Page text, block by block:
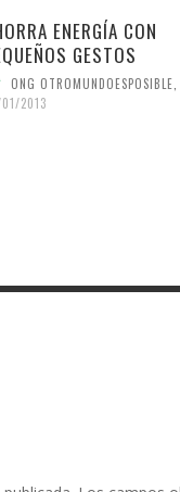
ENERGÍA CON
GESTOS
ONG OTROMUNDOESPOSIBLE
2013